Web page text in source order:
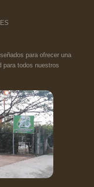
para ofrecer una
para todos nuestros